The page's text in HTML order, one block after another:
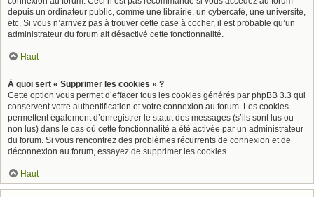
depuis un ordinateur public, comme une librairie, un cybercafé, une université,
etc. Si vous n’arrivez pas à trouver cette case à cocher, il est probable qu’un
administrateur du forum ait désactivé cette fonctionnalité.
Haut
À quoi sert « Supprimer les cookies » ?
Cette option vous permet d’effacer tous les cookies générés par phpBB 3.3 qui
conservent votre authentification et votre connexion au forum. Les cookies
permettent également d’enregistrer le statut des messages (s’ils sont lus ou
non lus) dans le cas où cette fonctionnalité a été activée par un administrateur
du forum. Si vous rencontrez des problèmes récurrents de connexion et de
déconnexion au forum, essayez de supprimer les cookies.
Haut